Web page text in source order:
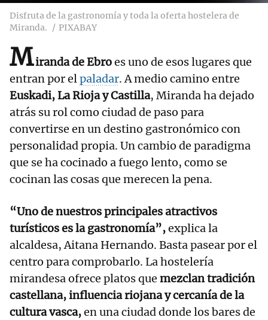
Disfruta de la gastronomía y toda la oferta hostelera de
Miranda.
PIXABAY
Miranda de Ebroes uno de esos lugares que
entran por elpaladar. A medio camino entre
Euskadi, La Rioja y Castilla, Miranda ha dejado
atrás su rol como ciudad de paso para
convertirse en un destino gastronómico con
personalidad propia. Un cambio de paradigma
que se ha cocinado a fuego lento, como se
cocinan las cosas que merecen la pena.
“Uno de nuestros principales atractivos
turísticos es la gastronomía”,explica la
alcaldesa, Aitana Hernando. Basta pasear por el
centro para comprobarlo. La hostelería
mirandesa ofrece platos que mezclan tradición
castellana, influencia riojana y cercanía de la
cultura vasca,en una ciudad donde los bares de